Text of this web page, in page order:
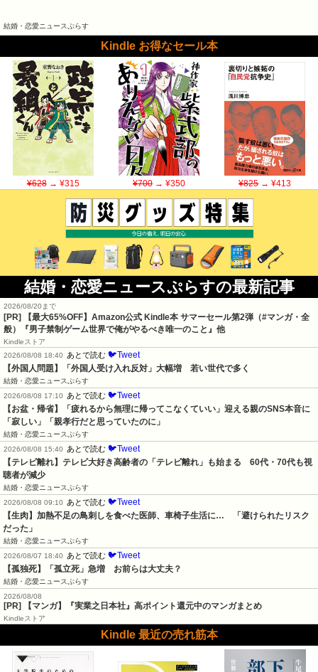
結婚・恋愛ニュースぷらす
Kindle お得なセール本
¥628→ ¥315 ¥700→ ¥350 ¥825→ ¥413
結婚・恋愛ニュースぷらすの最新記事
2026/08/20まで
[PR]
【最大65%OFF】Amazon公式 Kindle本 サマーセール第2弾（#マンガ・全
般）『男子禁制ゲーム世界で俺がやるべき唯一のこと』他
Kindleストア
2026/08/08 18:40
あとで読む 🐦Tweet
【外国人問題】「外国人受け入れ反対」大幅増　若い世代で多く
結婚・恋愛ニュースぷらす
2026/08/08 17:10
あとで読む 🐦Tweet
【お盆・帰省】「疲れるから無理に帰ってこなくていい」迎える親のSNS本音に
「寂しい」「親孝行だと思っていたのに」
結婚・恋愛ニュースぷらす
2026/08/08 15:40
あとで読む 🐦Tweet
【テレビ離れ】テレビ大好き高齢者の「テレビ離れ」も始まる　60代・70代も視
聴者が減少
結婚・恋愛ニュースぷらす
2026/08/08 09:10
あとで読む 🐦Tweet
【生肉】加熱不足の鳥刺しを食べた医師、車椅子生活に…　「避けられたリスク
だった」
結婚・恋愛ニュースぷらす
2026/08/07 18:40
あとで読む 🐦Tweet
【孤独死】「孤立死」急増　お前らは大丈夫？
結婚・恋愛ニュースぷらす
2026/08/08
[PR] 【マンガ】『実業之日本社』高ポイント還元中のマンガまとめ
Kindleストア
Kindle 最近の売れ筋本